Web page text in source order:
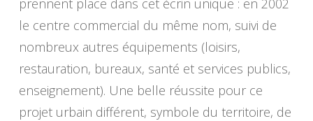
prennent place dans cet écrin unique : en 2002
le centre commercial du même nom, suivi de
nombreux autres équipements (loisirs,
restauration, bureaux, santé et services publics,
enseignement). Une belle réussite pour ce
projet urbain différent, symbole du territoire, de